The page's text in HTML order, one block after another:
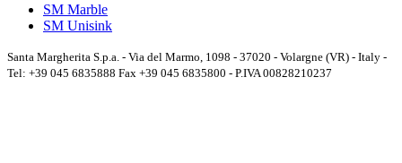
SM Marble
SM Unisink
Santa Margherita S.p.a. - Via del Marmo, 1098 - 37020 - Volargne (VR) - Italy -
Tel: +39 045 6835888 Fax +39 045 6835800 - P.IVA 00828210237